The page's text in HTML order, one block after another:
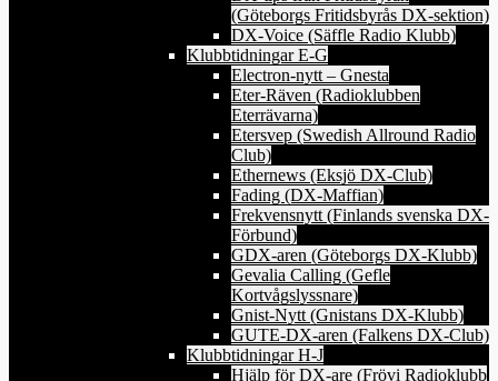
(Göteborgs Fritidsbyrås DX-sektion)
DX-Voice (Säffle Radio Klubb)
Klubbtidningar E-G
Electron-nytt – Gnesta
Eter-Räven (Radioklubben
Eterrävarna)
Etersvep (Swedish Allround Radio
Club)
Ethernews (Eksjö DX-Club)
Fading (DX-Maffian)
Frekvensnytt (Finlands svenska DX-
Förbund)
GDX-aren (Göteborgs DX-Klubb)
Gevalia Calling (Gefle
Kortvågslyssnare)
Gnist-Nytt (Gnistans DX-Klubb)
GUTE-DX-aren (Falkens DX-Club)
Klubbtidningar H-J
Hjälp för DX-are (Frövi Radioklubb